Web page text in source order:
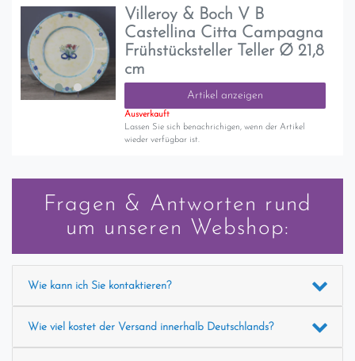
Villeroy & Boch V B
Castellina Citta Campagna
Frühstücksteller Teller Ø 21,8
cm
Artikel anzeigen
Ausverkauft
Lassen Sie sich benachrichigen, wenn der Artikel
wieder verfügbar ist.
Fragen & Antworten rund
um unseren Webshop:
Wie kann ich Sie kontaktieren?
Wie viel kostet der Versand innerhalb Deutschlands?